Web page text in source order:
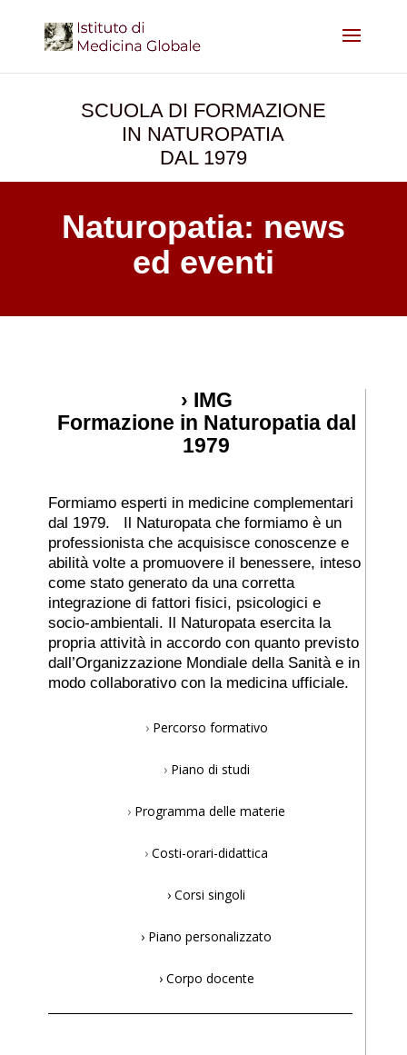
SCUOLA DI FORMAZIONE
IN NATUROPATIA
DAL 1979
Naturopatia: news
ed eventi
› IMG
Formazione in Naturopatia dal
1979
Formiamo esperti in medicine complementari
dal 1979.
Il Naturopata che formiamo è un
professionista che acquisisce conoscenze e
abilità volte a promuovere il benessere, inteso
come stato generato da una corretta
integrazione di fattori fisici, psicologici e
socio-ambientali. Il Naturopata esercita la
propria attività in accordo con quanto previsto
dall’Organizzazione Mondiale della Sanità e in
modo collaborativo con la medicina ufficiale.
› Percorso formativo
› Piano di studi
› Programma delle materie
›Costi-orari-didattica
›Corsi singoli
› Piano personalizzato
› Corpo docente